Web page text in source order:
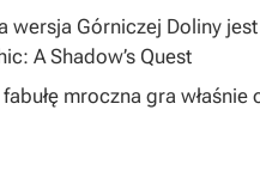
wersja Górniczej Doliny
A Shadow’s Quest
mroczna gra